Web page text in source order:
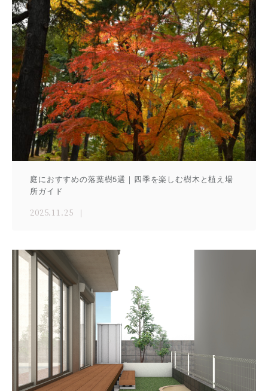
庭におすすめの落葉樹5選｜四季を楽しむ樹木と植え場
所ガイド
2025.11.25